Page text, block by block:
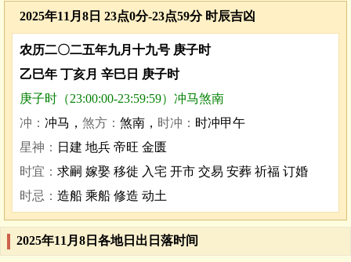
2025年11月8日 23点0分-23点59分 时辰吉凶
农历二〇二五年九月十九号 庚子时
乙巳年 丁亥月 辛巳日 庚子时
庚子时（23:00:00-23:59:59）冲马煞南
冲： 冲马， 煞方： 煞南， 时冲： 时冲甲午
星神： 日建 地兵 帝旺 金匮
时宜： 求嗣 嫁娶 移徙 入宅 开市 交易 安葬 祈福 订婚
时忌： 造船 乘船 修造 动土
2025年11月8日各地日出日落时间